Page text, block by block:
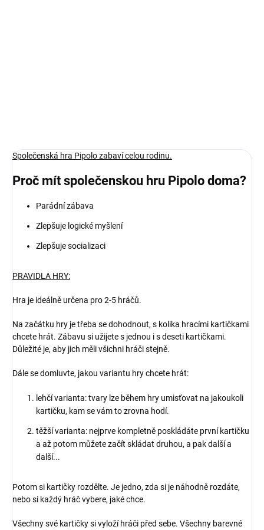
Společenská hra Pipolo zabaví celou rodinu.
Proč mít společenskou hru Pipolo doma?
Parádní zábava
Zlepšuje logické myšlení
Zlepšuje socializaci
PRAVIDLA HRY:
Hra je ideálně určena pro 2-5 hráčů.
Na začátku hry je třeba se dohodnout, s kolika hracími kartičkami
chcete hrát. Zábavu si užijete s jednou i s deseti kartičkami.
Důležité je, aby jich měli všichni hráči stejně.
Dále se domluvte, jakou variantu hry chcete hrát:
lehčí varianta: tvary lze během hry umisťovat na jakoukoli
kartičku, kam se vám to zrovna hodí.
těžší varianta: nejprve kompletně poskládáte první kartičku
a až potom můžete začít skládat druhou, a pak další a
další...
Potom si kartičky rozdělte. Je jedno, zda si je náhodně rozdáte,
nebo si každý hráč vybere, jaké chce.
Všechny své kartičky si vyloží hráči před sebe. Všechny barevné